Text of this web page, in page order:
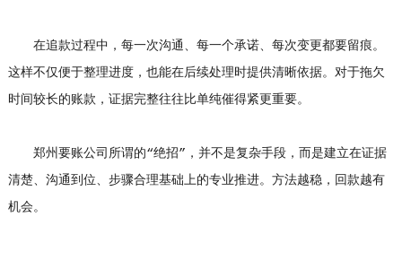
在追款过程中，每一次沟通、每一个承诺、每次变更都要留痕。
这样不仅便于整理进度，也能在后续处理时提供清晰依据。对于拖欠
时间较长的账款，证据完整往往比单纯催得紧更重要。
郑州要账公司所谓的“绝招”，并不是复杂手段，而是建立在证据
清楚、沟通到位、步骤合理基础上的专业推进。方法越稳，回款越有
机会。